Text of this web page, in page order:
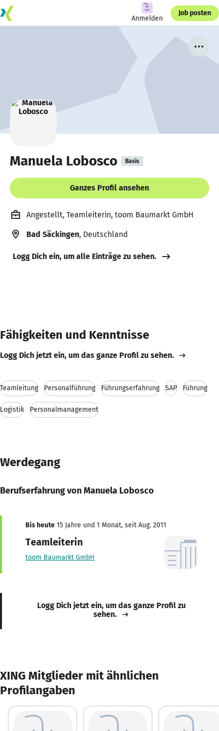
Anmelden
Job posten
Manuela Lobosco Basis
Ganzes Profil ansehen
Angestellt, Teamleiterin, toom Baumarkt GmbH
Bad Säckingen, Deutschland
Logg Dich ein, um alle Einträge zu sehen.
Fähigkeiten und Kenntnisse
Logg Dich jetzt ein, um das ganze Profil zu sehen.
Teamleitung Personalführung Führungserfahrung SAP Führung
Logistik Personalmanagement
Werdegang
Berufserfahrung von Manuela Lobosco
Bis heute 15 Jahre und 1 Monat, seit Aug. 2011
Teamleiterin
toom Baumarkt GmbH
Logg Dich jetzt ein, um das ganze Profil zu
sehen.
XING Mitglieder mit ähnlichen
Profilangaben